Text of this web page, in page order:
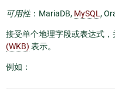
可用性：MariaDB, MySQL ,
接受单个地理字段或表达式
(WKB) 表示。
例如：